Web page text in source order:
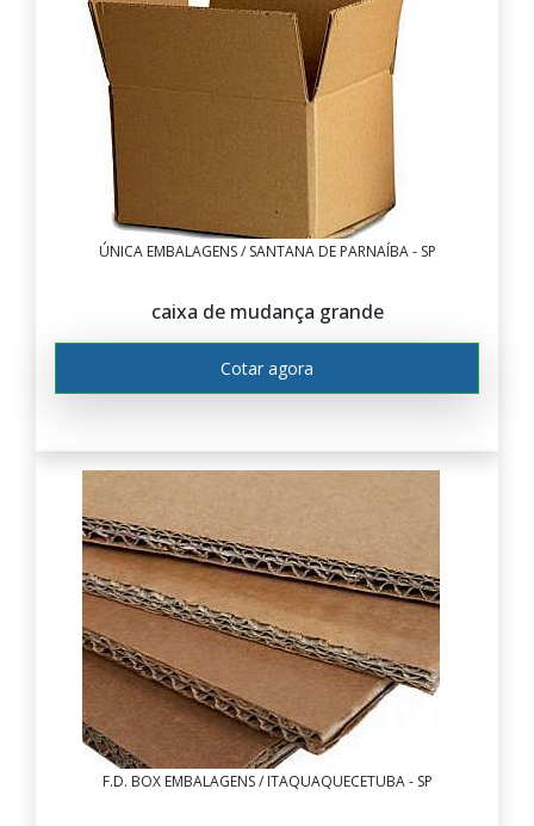
ÚNICA EMBALAGENS / SANTANA DE PARNAÍBA - SP
caixa de mudança grande
Cotar agora
F.D. BOX EMBALAGENS / ITAQUAQUECETUBA - SP